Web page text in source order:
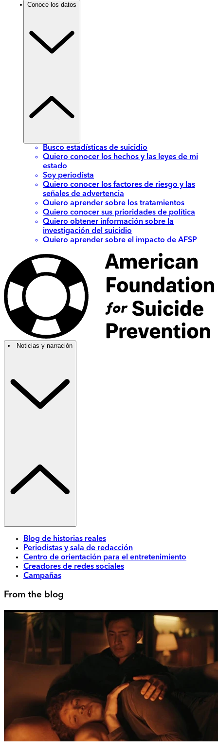
Conoce los datos
Busco estadísticas de suicidio
Quiero conocer los hechos y las leyes de mi
estado
Soy periodista
Quiero conocer los factores de riesgo y las
señales de advertencia
Quiero aprender sobre los tratamientos
Quiero conocer sus prioridades de política
Quiero obtener información sobre la
investigación del suicidio
Quiero aprender sobre el impacto de AFSP
Noticias y narración
Blog de historias reales
Periodistas y sala de redacción
Centro de orientación para el entretenimiento
Creadores de redes sociales
Campañas
From the blog